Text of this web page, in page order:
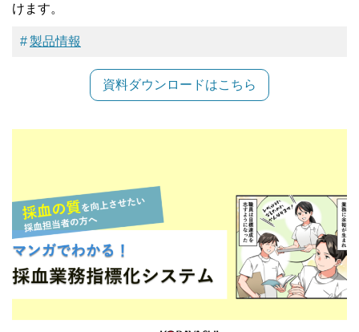
けます。
製品情報
資料ダウンロードはこちら